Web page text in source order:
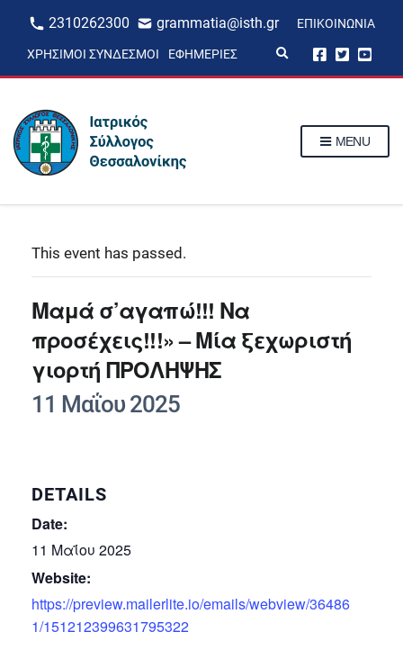
2310262300 grammatia@isth.gr ΕΠΙΚΟΙΝΩΝΊΑ
ΧΡΉΣΙΜΟΙ ΣΎΝΔΕΣΜΟΙ ΕΦΗΜΕΡΊΕΣ
p
MENU
This event has passed.
Μαμά σ’αγαπώ!!! Να
προσέχεις!!!» – Μία ξεχωριστή
γιορτή ΠΡΟΛΗΨΗΣ
11 Μαΐου 2025
DETAILS
Date:
11 Μαΐου 2025
Website:
https://preview.mailerlite.io/emails/webview/36486
1/151212399631795322